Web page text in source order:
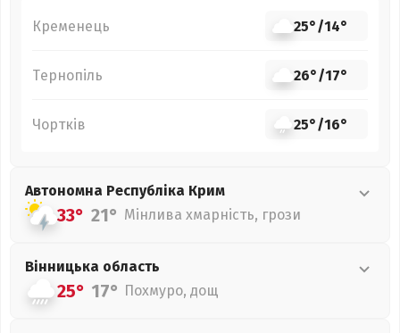
Кременець 25°/14°
Тернопіль 26°/17°
Чортків 25°/16°
Автономна Республіка Крим
33° 21° Мінлива хмарність, грози
Вінницька область
25° 17° Похмуро, дощ